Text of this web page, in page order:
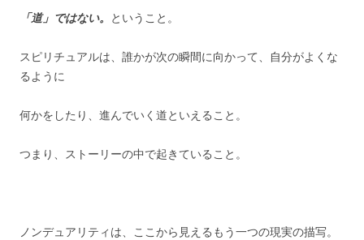
「道」ではない。 ということ。
スピリチュアルは、誰かが次の瞬間に向かって、自分がよくな
るように
何かをしたり、進んでいく道といえること。
つまり、ストーリーの中で起きていること。
ノンデュアリティは、ここから見えるもう一つの現実の描写。